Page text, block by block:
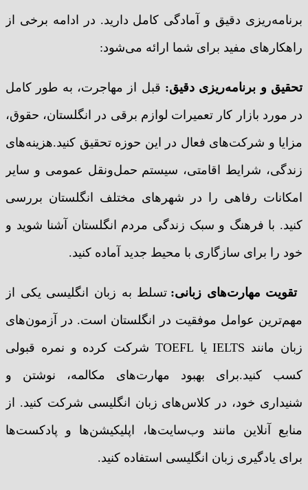
برنامه‌ریزی دقیق و آمادگی کامل دارید. در ادامه برخی از
راهکارهای مفید برای شما ارائه می‌شود:
تحقیق و برنامه‌ریزی دقیق: قبل از مهاجرت، به طور کامل
در مورد بازار کار تعمیرات لوازم برقی در انگلستان، حقوق،
مزایا و شرکت‌های فعال در این حوزه تحقیق کنید.هزینه‌های
زندگی، شرایط اقامتی، سیستم حمل‌ونقل عمومی و سایر
امکانات رفاهی را در شهرهای مختلف انگلستان بررسی
کنید. با فرهنگ و سبک زندگی مردم انگلستان آشنا شوید و
خود را برای سازگاری با محیط جدید آماده کنید.
تقویت مهارت‌های زبانی: تسلط به زبان انگلیسی یکی از
مهم‌ترین عوامل موفقیت در انگلستان است. در آزمون‌های
زبان مانند IELTS یا TOEFL شرکت کرده و نمره قبولی
کسب کنید.برای بهبود مهارت‌های مکالمه، نوشتن و
شنیداری خود، در کلاس‌های زبان انگلیسی شرکت کنید. از
منابع آنلاین مانند وب‌سایت‌ها، اپلیکیشن‌ها و پادکست‌ها
برای یادگیری زبان انگلیسی استفاده کنید.